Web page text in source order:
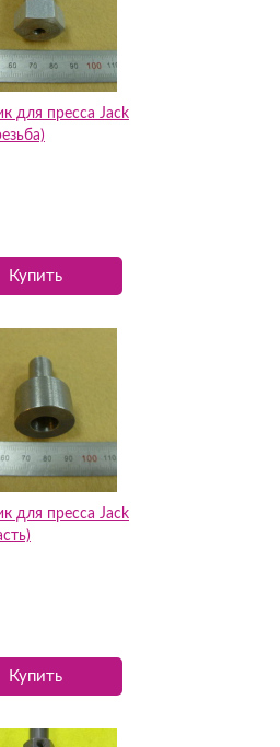
для пресса Jack
Купить
для пресса Jack
Купить